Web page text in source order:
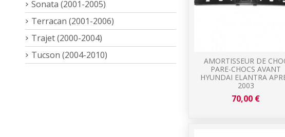
AMORTISSEUR DE
PARE-CHOCS AVANT
HYUNDAI ELANTRA
2003
70,00 €
Sonata (2001-2005)
Terracan (2001-2006)
Trajet (2000-2004)
Tucson (2004-2010)